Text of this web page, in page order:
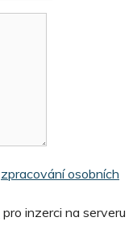
zpracování osobních
pro inzerci na serveru